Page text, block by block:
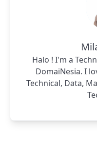
Halo ! I'm a
DomaiNesia. I
Technical, Data,